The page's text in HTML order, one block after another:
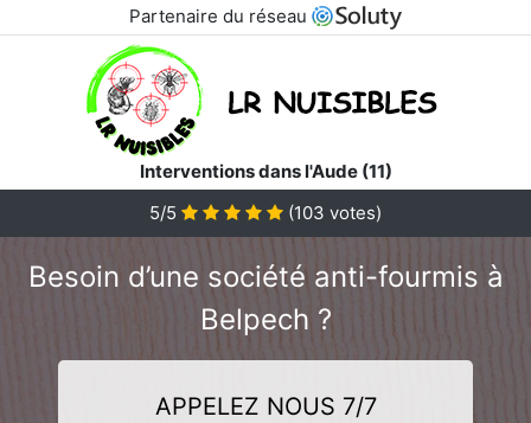
Partenaire du réseau
Interventions dans l'Aude (11)
5/5
(103 votes)
Besoin d’une société anti-fourmis à
Belpech ?
APPELEZ NOUS 7/7